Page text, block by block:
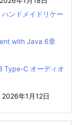
ンドメイドリケー
with Java 6章
Type-C オーディオ
2026年1月12日